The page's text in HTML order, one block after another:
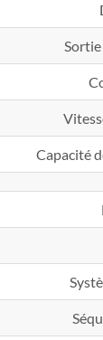
Capacité